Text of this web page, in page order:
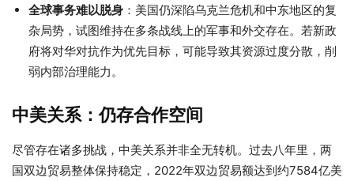
全球事务难以脱身 ：美国仍深陷乌克兰危机和中东地区的复
杂局势，试图维持在多条战线上的军事和外交存在。若新政
府将对华对抗作为优先目标，可能导致其资源过度分散，削
弱内部治理能力。
中美关系：仍存合作空间
尽管存在诸多挑战，中美关系并非全无转机。过去八年里，两
国双边贸易整体保持稳定，2022年双边贸易额达到约7584亿美